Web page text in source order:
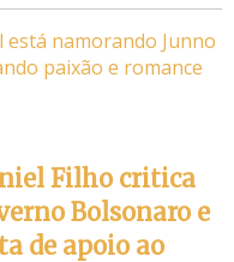
namorando Junno
paixão e romance
Filho critica
Bolsonaro e
de apoio ao